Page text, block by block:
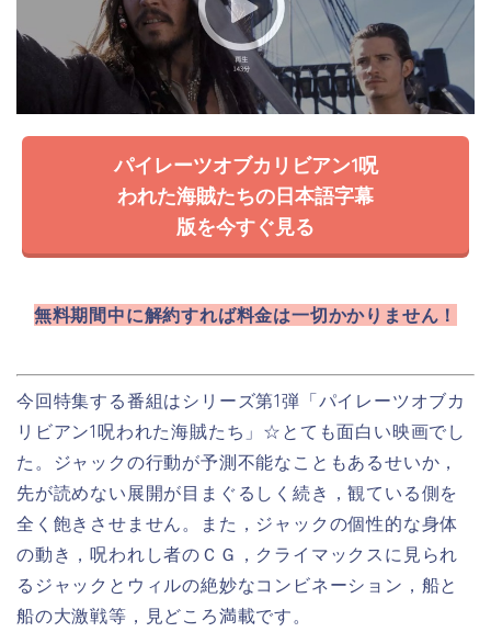
パイレーツオブカリビアン1呪
われた海賊たちの日本語字幕
版を今すぐ見る
無料期間中に解約すれば料金は一切かかりません！
今回特集する番組はシリーズ第1弾「パイレーツオブカ
リビアン1呪われた海賊たち」 ☆とても面白い映画でし
た。ジャックの行動が予測不能なこともあるせいか，
先が読めない展開が目まぐるしく続き，観ている側を
全く飽きさせません。また，ジャックの個性的な身体
の動き，呪われし者のＣＧ，クライマックスに見られ
るジャックとウィルの絶妙なコンビネーション，船と
船の大激戦等，見どころ満載です。